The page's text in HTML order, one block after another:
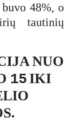
48%, o
tautinių
NUO
15 IKI